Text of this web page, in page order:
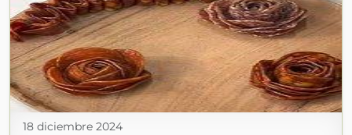
18 diciembre 2024